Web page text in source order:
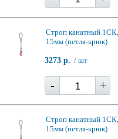
Строп канатный
15мм (петля-крюк)
3273 р. / шт
- +
Строп канатный
15мм (петля-крюк)